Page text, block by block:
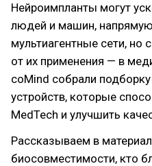
Нейроимпланты могут
людей и машин,
мультиагентные сети, но
от их применения — в
coMind собрали
устройств, которые
MedTech и улучшить
Рассказываем в
биосовместимости, кто